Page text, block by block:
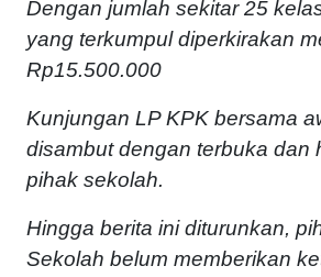
Dengan jumlah sekitar 25
yang terkumpul diperkirakan
Rp15.500.000
Kunjungan LP KPK bersama
disambut dengan terbuka dan
pihak sekolah.
Hingga berita ini diturunkan,
Sekolah belum memberikan